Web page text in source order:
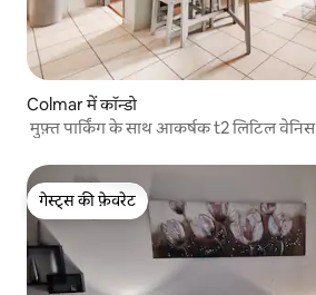
Colmar में कॉन्डो
मुफ़्त पार्किंग के साथ आकर्षक t2 लिटिल वेनिस
गेस्ट्स की फ़ेवरेट
गेस्ट्स की फ़ेवरेट